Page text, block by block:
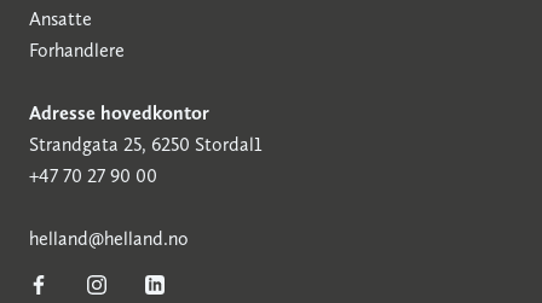
Ansatte
Forhandlere
Adresse hovedkontor
Strandgata 25, 6250 Stordal1
+47 70 27 90 00
helland@helland.no